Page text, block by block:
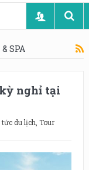
SPA
nghỉ tại
du lịch Tour